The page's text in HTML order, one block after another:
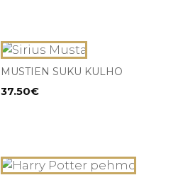
MUSTIEN SUKU KULHO
37.50€